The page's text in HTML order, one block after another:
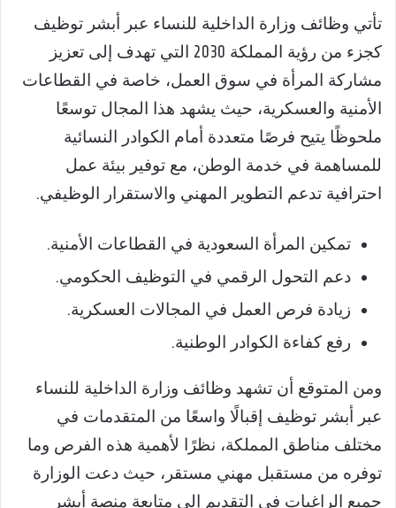
تأتي وظائف وزارة الداخلية للنساء عبر أبشر توظيف
كجزء من رؤية المملكة 2030 التي تهدف إلى تعزيز
مشاركة المرأة في سوق العمل، خاصة في القطاعات
الأمنية والعسكرية، حيث يشهد هذا المجال توسعًا
ملحوظًا يتيح فرصًا متعددة أمام الكوادر النسائية
للمساهمة في خدمة الوطن، مع توفير بيئة عمل
احترافية تدعم التطوير المهني والاستقرار الوظيفي.
تمكين المرأة السعودية في القطاعات الأمنية.
دعم التحول الرقمي في التوظيف الحكومي.
زيادة فرص العمل في المجالات العسكرية.
رفع كفاءة الكوادر الوطنية.
ومن المتوقع أن تشهد وظائف وزارة الداخلية للنساء
عبر أبشر توظيف إقبالًا واسعًا من المتقدمات في
مختلف مناطق المملكة، نظرًا لأهمية هذه الفرص وما
توفره من مستقبل مهني مستقر، حيث دعت الوزارة
جميع الراغبات في التقديم إلى متابعة منصة أبشر